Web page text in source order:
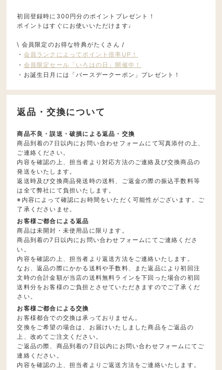
初回登録時に300円分のポイントプレゼント！
ポイントはすぐにお使いいただけます♩
\ 会員限定のお得な特典がたくさん /
・ 会員ランクによってポイント倍率UP！
・ 会員限定セール「いろはの日」開催中！
・お誕生日月には「バースデークーポン」プレゼント！
返品・交換について
商品不良・誤送・破損による返品・交換
商品到着の7日以内にお問い合わせフォームにて写真添付の上、
ご連絡ください。
内容を確認の上、担当者より対応方法のご連絡及び交換商品の
発送をいたします。
返送時及び交換商品発送時の送料、ご返金の際の振込手数料等
は全て弊社にて負担いたします。
※内容によって確認にお時間をいただく可能性がございます。ご
了承くださいませ。
お客様ご都合による返品
商品は未開封・未使用品に限ります。
商品到着の7日以内にお問い合わせフォームにてご連絡くださ
い。
内容を確認の上、担当者より返送方法をご連絡いたします。
なお、返品の際にかかる送料や手数料、また返品により初回注
文時の合計金額が当店の送料無料ラインを下回った場合の初回
送料分をお客様のご負担とさせていただきますのでご了承くだ
さい。
お客様ご都合による交換
お客様都合での交換は承っておりません。
交換をご希望の場合は、お届けいたしました商品をご返品の
上、改めてご注文ください。
ご返品の際、商品到着の7日以内にお問い合わせフォームにてご
連絡ください。
内容を確認の上、担当者よりご返送方法をご連絡いたします。